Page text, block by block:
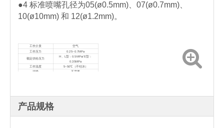
●4 标准喷嘴孔径为05(ø0.5mm)、07(ø0.7mm)、
10(ø10mm) 和 12(ø1.2mm)。
工作介质
空气
工作压力
0.25~0.7MPa
额定供给压力
H、L型：0.5MPa/ E型：
0.35MPa
工作温度
5~50℃（不结冰）
润滑
不需要
产品规格